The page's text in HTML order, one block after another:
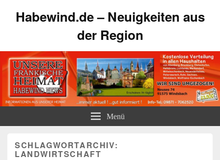
Habewind.de – Neuigkeiten aus
der Region
Menü
SCHLAGWORTARCHIV:
LANDWIRTSCHAFT